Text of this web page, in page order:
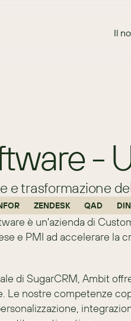
Il
-
e trasformazione
ZENDESK QAD
è un'azienda di
e PMI ad accelerare la
di SugarCRM, Ambit
Le nostre competenze